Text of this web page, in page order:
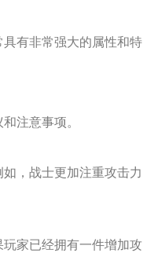
有非常强大的属性和特
注意事项。
，战士更加注重攻击力
家已经拥有一件增加攻